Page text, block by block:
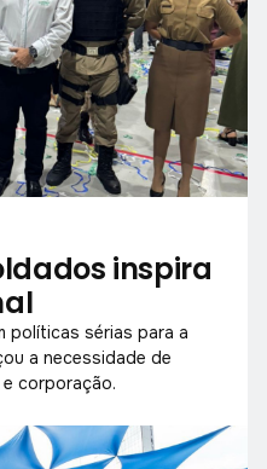
inspira
políticas sérias para a
a necessidade de
corporação.